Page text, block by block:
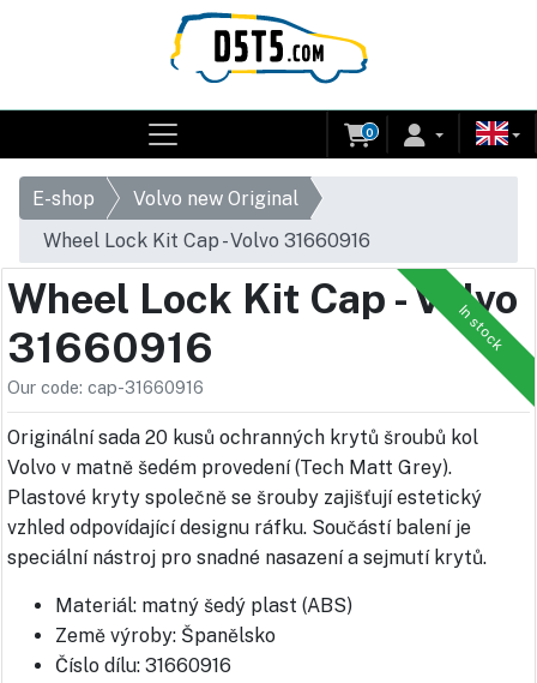
0
E-shop
Volvo new Original
Wheel Lock Kit Cap - Volvo 31660916
In stock
Wheel Lock Kit Cap - Volvo
31660916
Our code: cap-31660916
Originální sada 20 kusů ochranných krytů šroubů kol
Volvo v matně šedém provedení (Tech Matt Grey).
Plastové kryty společně se šrouby zajišťují estetický
vzhled odpovídající designu ráfku. Součástí balení je
speciální nástroj pro snadné nasazení a sejmutí krytů.
Materiál: matný šedý plast (ABS)
Země výroby: Španělsko
Číslo dílu: 31660916